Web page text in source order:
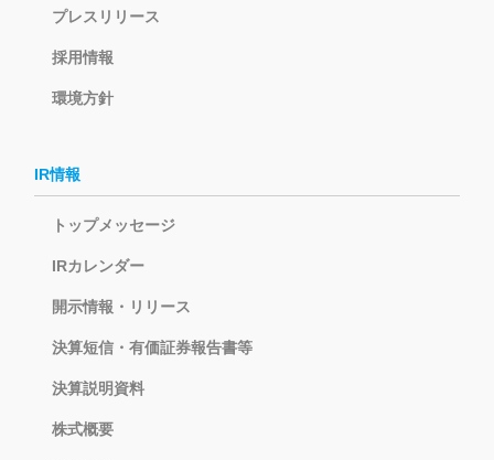
プレスリリース
採用情報
環境方針
IR情報
トップメッセージ
IRカレンダー
開示情報・リリース
決算短信・有価証券報告書等
決算説明資料
株式概要